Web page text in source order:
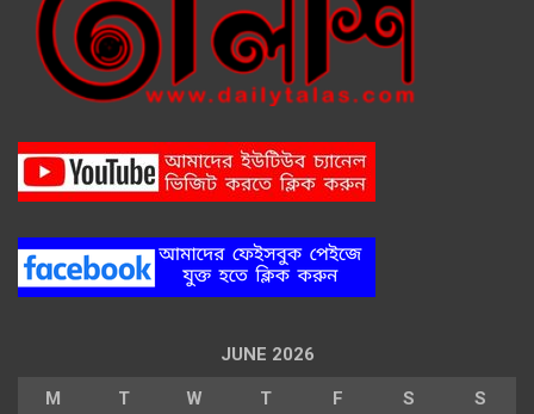
JUNE 2026
M T W T F S S